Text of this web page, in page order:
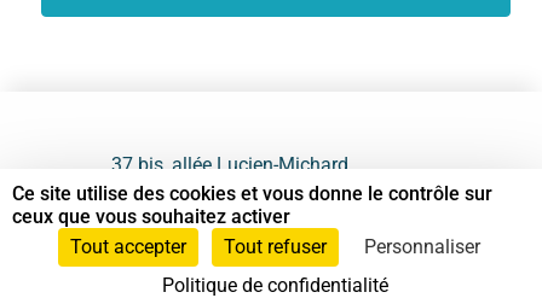
37 bis, allée Lucien-Michard
93190 Livry-Gargan
06 61 87 28 09
Ce site utilise des cookies et vous donne le contrôle sur
ceux que vous souhaitez activer
Tout accepter
Tout refuser
Personnaliser
Politique de confidentialité